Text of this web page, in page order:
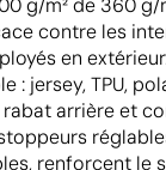
g/m² de 360 g/
contre les
en
: jersey, TPU,
arrière et
renforcent le